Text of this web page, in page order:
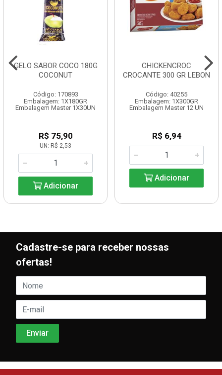
GELO SABOR COCO 180G
COCONUT
Código: 170893
Embalagem: 1X180GR
Embalagem Master 1X30UN
R$ 75,90
UN: R$ 2,53
Adicionar
CHICKENCROC
CROCANTE 300 GR LEBON
Código: 40255
Embalagem: 1X300GR
Embalagem Master 12 UN
R$ 6,94
Adicionar
Cadastre-se para receber nossas
ofertas!